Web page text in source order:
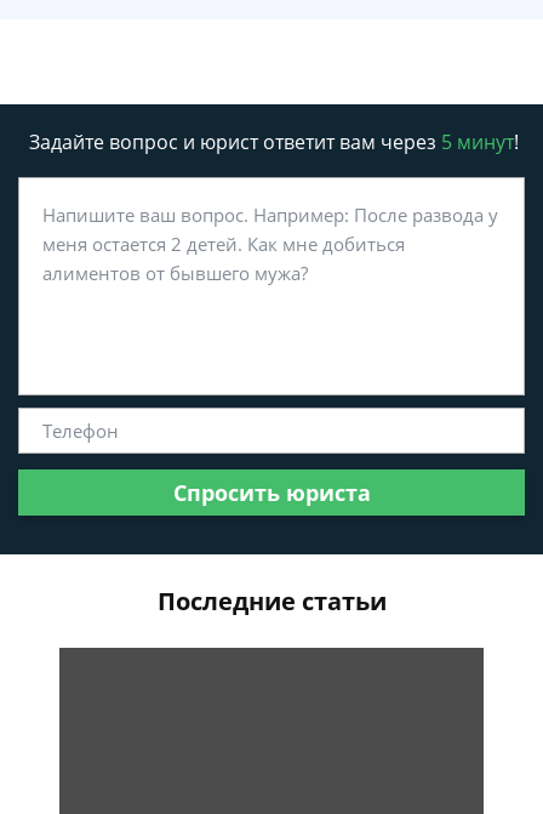
Задайте вопрос и юрист ответит вам через 5 минут!
Спросить юриста
Последние статьи